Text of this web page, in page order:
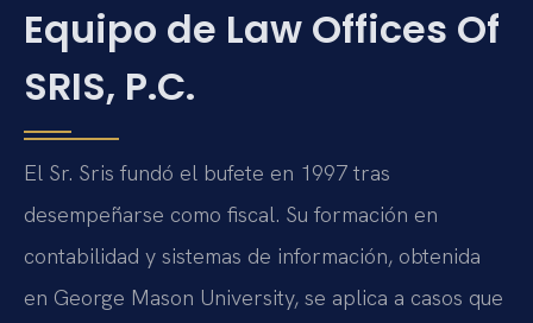
Equipo de Law Offices Of
SRIS, P.C.
El Sr. Sris fundó el bufete en 1997 tras
desempeñarse como fiscal. Su formación en
contabilidad y sistemas de información, obtenida
en George Mason University, se aplica a casos que